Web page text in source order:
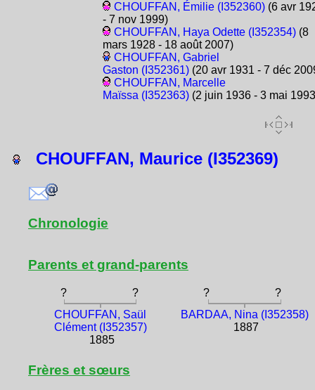
CHOUFFAN, Émilie (I352360)(6 avr
- 7 nov 1999)
CHOUFFAN, Haya Odette (I352354)(8
mars 1928 - 18 août 2007)
CHOUFFAN, Gabriel
Gaston (I352361)(20 avr 1931 - 7 déc
CHOUFFAN, Marcelle
Maïssa (I352363)(2 juin 1936 - 3 mai
CHOUFFAN, Maurice (I352369)
Chronologie
Parents et grand-parents
? ? ?
?
CHOUFFAN, Saül
Clément (I352357)
1885
BARDAA, Nina (I352358)
1887
Frères et sœurs